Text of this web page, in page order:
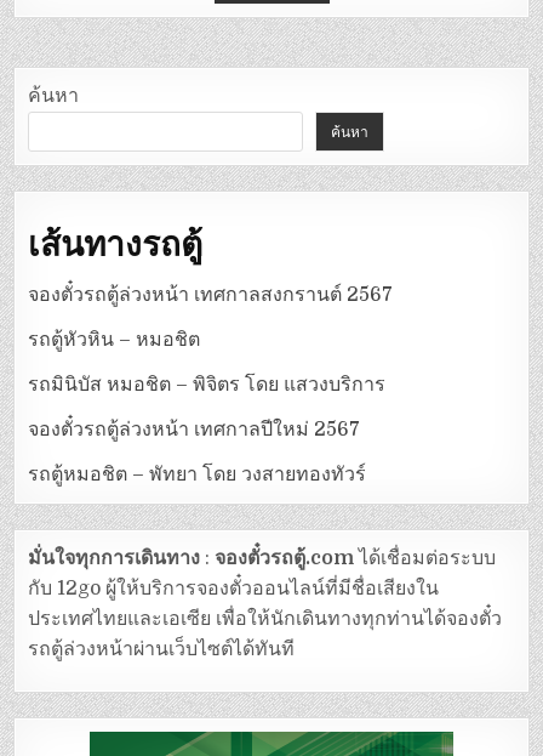
ค้นหา
ค้นหา
เส้นทางรถตู้
จองตั๋วรถตู้ล่วงหน้า เทศกาลสงกรานต์ 2567
รถตู้หัวหิน – หมอชิต
รถมินิบัส หมอชิต – พิจิตร โดย แสวงบริการ
จองตั๋วรถตู้ล่วงหน้า เทศกาลปีใหม่ 2567
รถตู้หมอชิต – พัทยา โดย วงสายทองทัวร์
มั่นใจทุกการเดินทาง :จองตั๋วรถตู้.comได้เชื่อมต่อระบบ
กับ 12go ผู้ให้บริการจองตั๋วออนไลน์ที่มีชื่อเสียงใน
ประเทศไทยและเอเซีย เพื่อให้นักเดินทางทุกท่านได้จองตั๋ว
รถตู้ล่วงหน้าผ่านเว็บไซต์ได้ทันที